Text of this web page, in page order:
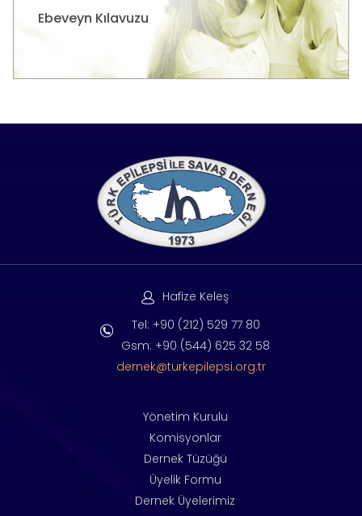
Ebeveyn Kılavuzu
Hafize Keleş
Tel: +90 (212) 529 77 80
Gsm: +90 (544) 625 32 58
dernek@turkepilepsi.org.tr
Yönetim Kurulu
Komisyonlar
Dernek Tüzüğü
Üyelik Formu
Dernek Üyelerimiz